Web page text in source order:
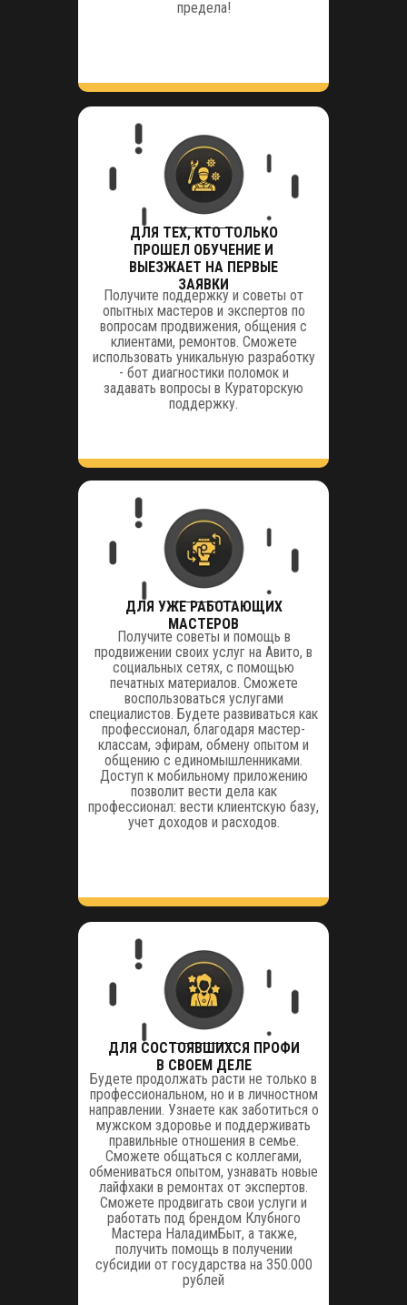
предела!
ДЛЯ ТЕХ, КТО ТОЛЬКО
ПРОШЕЛ ОБУЧЕНИЕ И
ВЫЕЗЖАЕТ НА ПЕРВЫЕ
ЗАЯВКИ
Получите поддержку и советы от
опытных мастеров и экспертов по
вопросам продвижения, общения с
клиентами, ремонтов. Сможете
использовать уникальную разработку
- бот диагностики поломок и
задавать вопросы в Кураторскую
поддержку.
ДЛЯ УЖЕ РАБОТАЮЩИХ
МАСТЕРОВ
Получите советы и помощь в
продвижении своих услуг на Авито, в
социальных сетях, с помощью
печатных материалов. Сможете
воспользоваться услугами
специалистов. Будете развиваться как
профессионал, благодаря мастер-
классам, эфирам, обмену опытом и
общению с единомышленниками.
Доступ к мобильному приложению
позволит вести дела как
профессионал: вести клиентскую базу,
учет доходов и расходов.
ДЛЯ СОСТОЯВШИХСЯ ПРОФИ
В СВОЕМ ДЕЛЕ
Будете продолжать расти не только в
профессиональном, но и в личностном
направлении. Узнаете как заботиться о
мужском здоровье и поддерживать
правильные отношения в семье.
Сможете общаться с коллегами,
обмениваться опытом, узнавать новые
лайфхаки в ремонтах от экспертов.
Сможете продвигать свои услуги и
работать под брендом Клубного
Мастера НаладимБыт, а также,
получить помощь в получении
субсидии от государства на 350.000
рублей